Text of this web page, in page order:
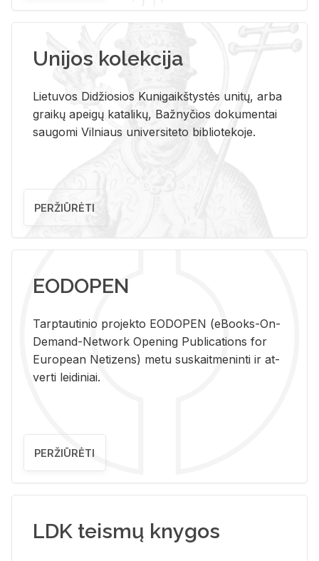
Unijos kolekcija
Lietuvos Didžiosios Kunigaikštystės unitų, arba
graikų apeigų katalikų, Bažnyčios dokumentai
saugomi Vilniaus universiteto bibliotekoje.
PERŽIŪRĖTI
EODOPEN
Tarp­tau­ti­nio pro­jek­to EO­DO­PEN (eBo­oks-On-
De­mand-Ne­twork Ope­ning Pub­li­ca­tions for
Eu­ro­pe­an Ne­ti­zens) metu su­skait­me­nin­ti ir at­
ver­ti lei­di­niai.
PERŽIŪRĖTI
LDK teismų knygos